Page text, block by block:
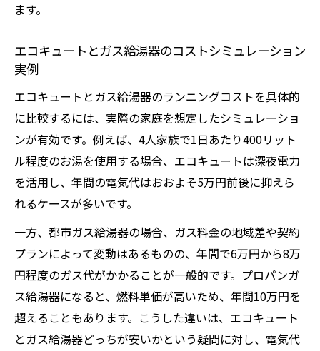
ます。
エコキュートとガス給湯器のコストシミュレーション
実例
エコキュートとガス給湯器のランニングコストを具体的
に比較するには、実際の家庭を想定したシミュレーショ
ンが有効です。例えば、4人家族で1日あたり400リット
ル程度のお湯を使用する場合、エコキュートは深夜電力
を活用し、年間の電気代はおおよそ5万円前後に抑えら
れるケースが多いです。
一方、都市ガス給湯器の場合、ガス料金の地域差や契約
プランによって変動はあるものの、年間で6万円から8万
円程度のガス代がかかることが一般的です。プロパンガ
ス給湯器になると、燃料単価が高いため、年間10万円を
超えることもあります。こうした違いは、エコキュート
とガス給湯器どっちが安いかという疑問に対し、電気代